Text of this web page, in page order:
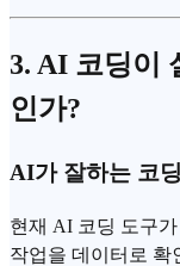
3. AI 코딩이
인가?
AI가 잘하는 코
현재 AI 코딩 도구
작업을 데이터로 확